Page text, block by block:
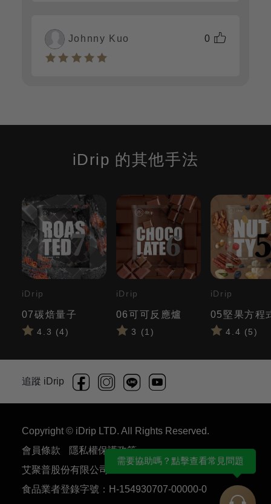
0
Johnny Kuo
iDrip 的其他手法
iDrip
07碳焙量子
4.3 (4)
iDrip
06可可反應爐
3 (1)
iDrip
05堅果方程
4.4 (5)
需要協助嗎？點擊查看常見問題
追蹤 iDrip
Copyright © iDrip LTD. All Rights Reserved.
會員條款
隱私權保護政策
艾聚普股份有限公司 54930707
食品業者登錄字號：H-154930707-00000-0